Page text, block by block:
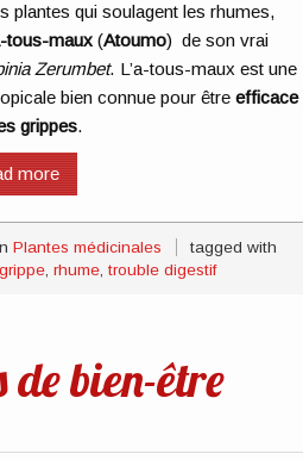
plantes qui soulagent les rhumes,
tous-maux (Atoumo) de son vrai
Zerumbet. L’a-tous-maux est une
bien connue pour êtreefficace
grippes.
more
Plantes médicinales
tagged with
grippe,rhume,trouble digestif
de bien-être